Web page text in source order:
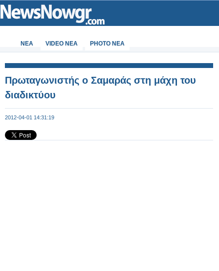
ΝΕΑ VIDEO NEA PHOTO NEA
Πρωταγωνιστής ο Σαμαράς στη μάχη του
διαδικτύου
2012-04-01 14:31:19